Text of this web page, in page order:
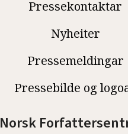
Pressekontaktar
Nyheiter
Pressemeldingar
Pressebilde og
Norsk